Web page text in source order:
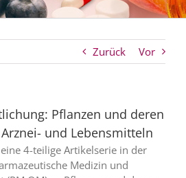
Zurück Vor
Pflanzen und deren
und Lebensmitteln
4-teilige Artikelserie in der
Medizin und